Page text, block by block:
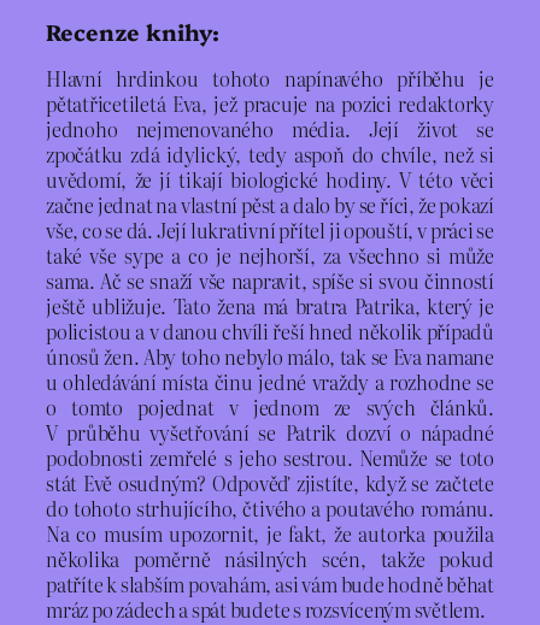
Recenze knihy:
Hlavní hrdinkou tohoto napínavého příběhu je
pětatřicetiletá Eva, jež pracuje na pozici redaktorky
jednoho nejmenovaného média. Její život se
zpočátku zdá idylický, tedy aspoň do chvíle, než si
uvědomí, že jí tikají biologické hodiny. V této věci
začne jednat na vlastní pěst a dalo by se říci, že pokazí
vše, co se dá. Její lukrativní přítel ji opouští, v práci se
také vše sype a co je nejhorší, za všechno si může
sama. Ač se snaží vše napravit, spíše si svou činností
ještě ubližuje. Tato žena má bratra Patrika, který je
policistou a v danou chvíli řeší hned několik případů
únosů žen. Aby toho nebylo málo, tak se Eva namane
u ohledávání místa činu jedné vraždy a rozhodne se
o tomto pojednat v jednom ze svých článků.
V průběhu vyšetřování se Patrik dozví o nápadné
podobnosti zemřelé s jeho sestrou. Nemůže se toto
stát Evě osudným? Odpověď zjistíte, když se začtete
do tohoto strhujícího, čtivého a poutavého románu.
Na co musím upozornit, je fakt, že autorka použila
několika poměrně násilných scén, takže pokud
patříte k slabším povahám, asi vám bude hodně běhat
mráz po zádech a spát budete s rozsvíceným světlem.